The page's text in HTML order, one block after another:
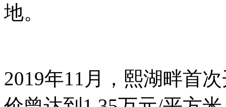
地。
2019年11月，熙湖畔首